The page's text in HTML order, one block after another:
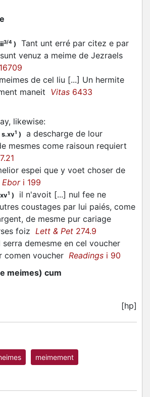
3/4 )
Tant unt erré par citez e par
venuz a meime de Jezraels
de cel liu [...] Un hermite
maneit Vitas 6433
likewise:
s.xv1 )
a descharge de lour
mesmes come raisoun requiert
espei que y voet choser de
Ebori 199
1 )
il n'avoit [...] nul fee ne
coustages par lui paiés, come
de mesme pur cariage
foiz Lett & Pet 274.9
serra demesme en cel voucher
comen voucher Readings i 90
meimes) cum
[hp]
meimement